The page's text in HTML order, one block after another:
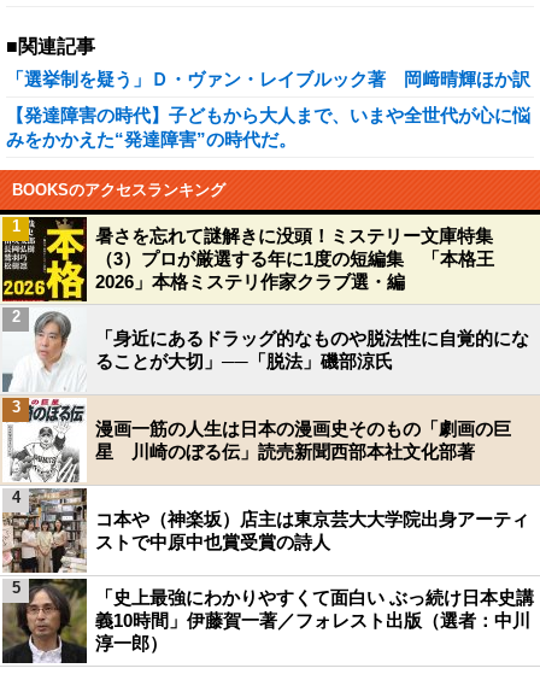
■関連記事
「選挙制を疑う」Ｄ・ヴァン・レイブルック著 岡﨑晴輝ほか訳
【発達障害の時代】子どもから大人まで、いまや全世代が心に悩
みをかかえた“発達障害”の時代だ。
BOOKSのアクセスランキング
暑さを忘れて謎解きに没頭！ミステリー文庫特集
（3）プロが厳選する年に1度の短編集 「本格王
2026」本格ミステリ作家クラブ選・編
1
「身近にあるドラッグ的なものや脱法性に自覚的にな
ることが大切」──「脱法」磯部涼氏
2
漫画一筋の人生は日本の漫画史そのもの「劇画の巨
星 川崎のぼる伝」読売新聞西部本社文化部著
3
コ本や（神楽坂）店主は東京芸大大学院出身アーティ
ストで中原中也賞受賞の詩人
4
「史上最強にわかりやすくて面白い ぶっ続け日本史講
義10時間」伊藤賀一著／フォレスト出版（選者：中川
淳一郎）
5